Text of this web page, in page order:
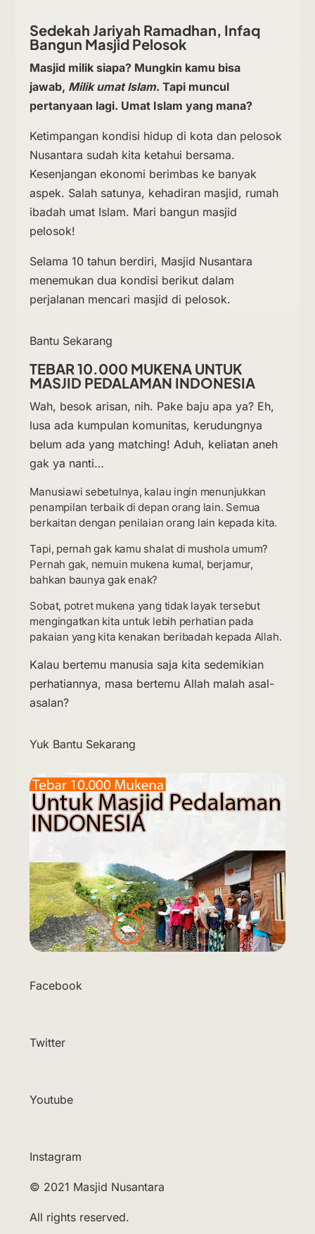
Sedekah Jariyah Ramadhan, Infaq
Bangun Masjid Pelosok
Masjid milik siapa? Mungkin kamu bisa
jawab, Milik umat Islam. Tapi muncul
pertanyaan lagi. Umat Islam yang mana?
Ketimpangan kondisi hidup di kota dan pelosok
Nusantara sudah kita ketahui bersama.
Kesenjangan ekonomi berimbas ke banyak
aspek. Salah satunya, kehadiran masjid, rumah
ibadah umat Islam. Mari bangun masjid
pelosok!
Selama 10 tahun berdiri, Masjid Nusantara
menemukan dua kondisi berikut dalam
perjalanan mencari masjid di pelosok.
Bantu Sekarang
TEBAR 10.000 MUKENA UNTUK
MASJID PEDALAMAN INDONESIA
Wah, besok arisan, nih. Pake baju apa ya? Eh,
lusa ada kumpulan komunitas, kerudungnya
belum ada yang matching! Aduh, keliatan aneh
gak ya nanti…
Manusiawi sebetulnya, kalau ingin menunjukkan
penampilan terbaik di depan orang lain. Semua
berkaitan dengan penilaian orang lain kepada kita.
Tapi, pernah gak kamu shalat di mushola umum?
Pernah gak, nemuin mukena kumal, berjamur,
bahkan baunya gak enak?
Sobat, potret mukena yang tidak layak tersebut
mengingatkan kita untuk lebih perhatian pada
pakaian yang kita kenakan beribadah kepada Allah.
Kalau bertemu manusia saja kita sedemikian
perhatiannya, masa bertemu Allah malah asal-
asalan?
Yuk Bantu Sekarang
Facebook
Twitter
Youtube
Instagram
© 2021 Masjid Nusantara
All rights reserved.